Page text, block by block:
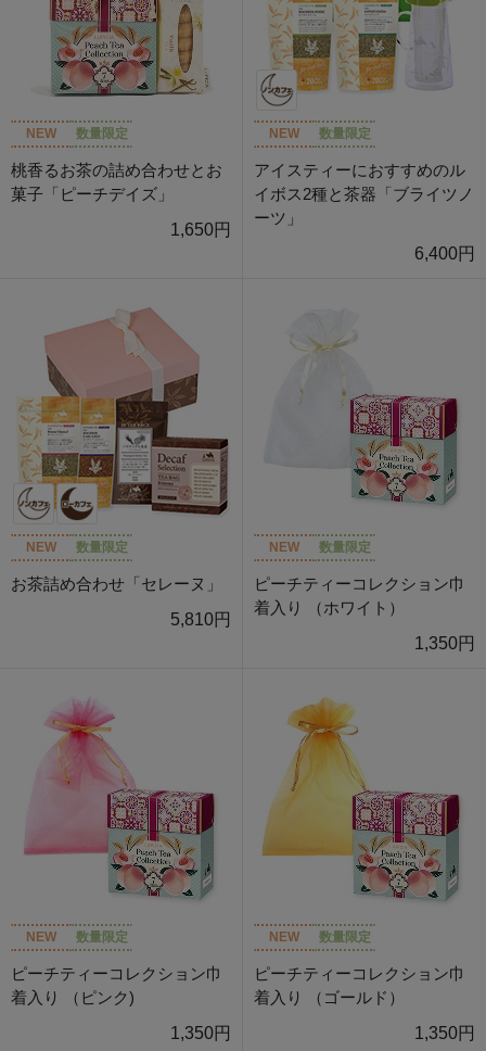
NEW 数量限定
桃香るお茶の詰め合わせとお
菓子「ピーチデイズ」
1,650円
NEW 数量限定
アイスティーにおすすめのル
イボス2種と茶器「ブライツノ
ーツ」
6,400円
NEW 数量限定
お茶詰め合わせ「セレーヌ」
5,810円
NEW 数量限定
ピーチティーコレクション巾
着入り （ホワイト）
1,350円
NEW 数量限定
ピーチティーコレクション巾
着入り （ピンク)
1,350円
NEW 数量限定
ピーチティーコレクション巾
着入り （ゴールド）
1,350円